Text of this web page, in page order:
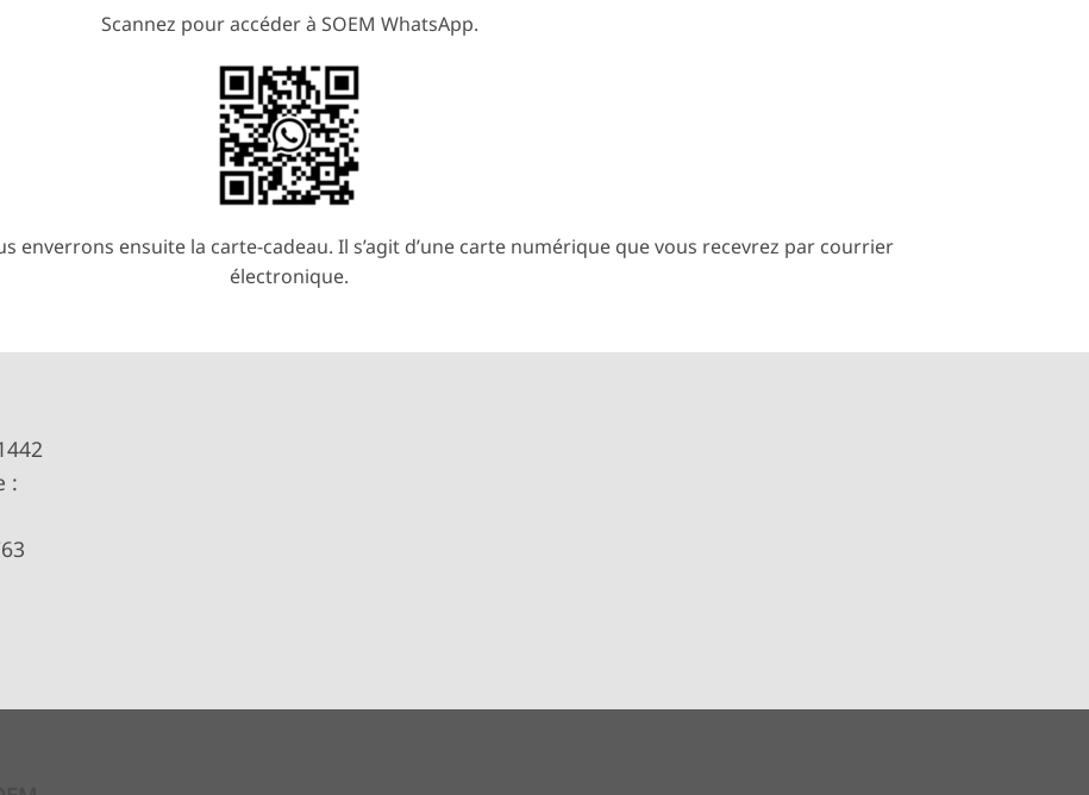
Scannez pour accéder à SOEM WhatsApp.
enverrons ensuite la carte-cadeau. Il s’agit d’une carte numérique que vous recevrez par courrier
électronique.
: